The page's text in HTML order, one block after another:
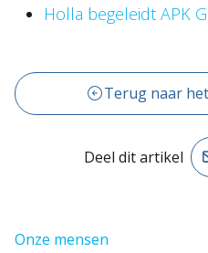
Holla begeleidt APK
Terug naar
Deel dit artikel
Onze mensen